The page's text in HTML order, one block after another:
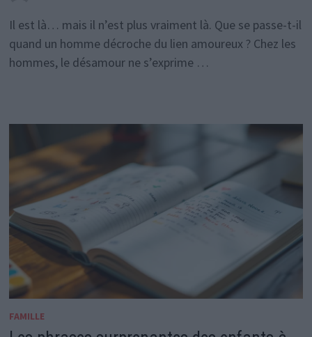
Il est là… mais il n’est plus vraiment là. Que se passe-t-il
quand un homme décroche du lien amoureux ? Chez les
hommes, le désamour ne s’exprime …
FAMILLE